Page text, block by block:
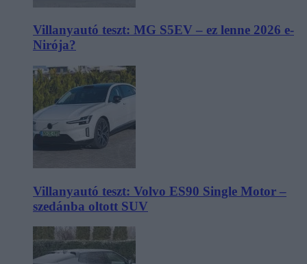
Villanyautó teszt: MG S5EV – ez lenne 2026 e-
Nirója?
Villanyautó teszt: Volvo ES90 Single Motor –
szedánba oltott SUV